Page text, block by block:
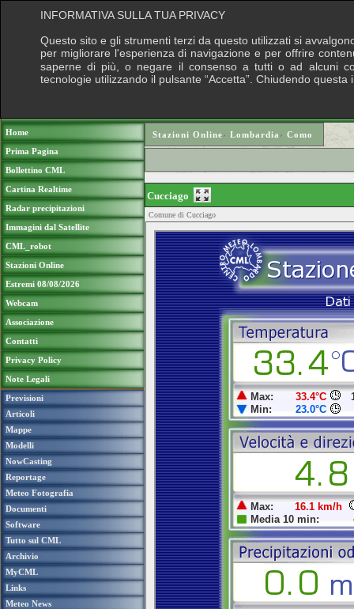
Home
Prima Pagina
Bollettino CML
Cartina Realtime
Radar precipitazioni
Immagini dal Satellite
CML_robot
Stazioni Online
Estremi 08/08/2026
Webcam
Associazione
Contatti
Privacy Policy
Note Legali
Previsioni
Articoli
Mappe
Modelli
NowCasting
Reportage
Meteo Fotografia
Documenti
Software
Tutto sul CML
Archivio
MyCML
Links
Meteo News
Stazioni Online› Lombardia › Como
Cucciago
Comune di Cucciago
INFORMATIVA SULLA TUA PRIVACY
Questo sito e gli strumenti terzi da questo utilizzati si
per migliorare l'esperienza di navigazione e per offrire
saperne di più, o negare il consenso a tutti o ad alcuni
tecnologie utilizzando il pulsante “Accetta”. Chiudendo